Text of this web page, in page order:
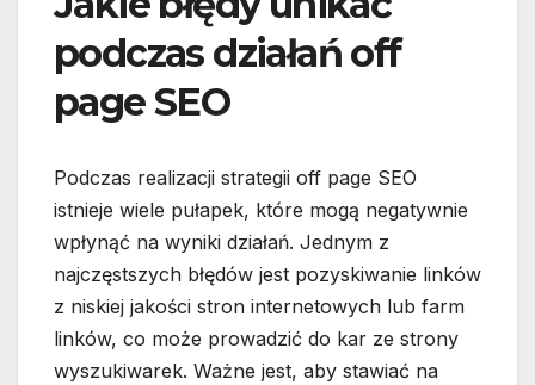
podczas działań off
page SEO
Podczas realizacji strategii off page SEO
istnieje wiele pułapek, które mogą negatywnie
wpłynąć na wyniki działań. Jednym z
najczęstszych błędów jest pozyskiwanie linków
z niskiej jakości stron internetowych lub farm
linków, co może prowadzić do kar ze strony
wyszukiwarek. Ważne jest, aby stawiać na